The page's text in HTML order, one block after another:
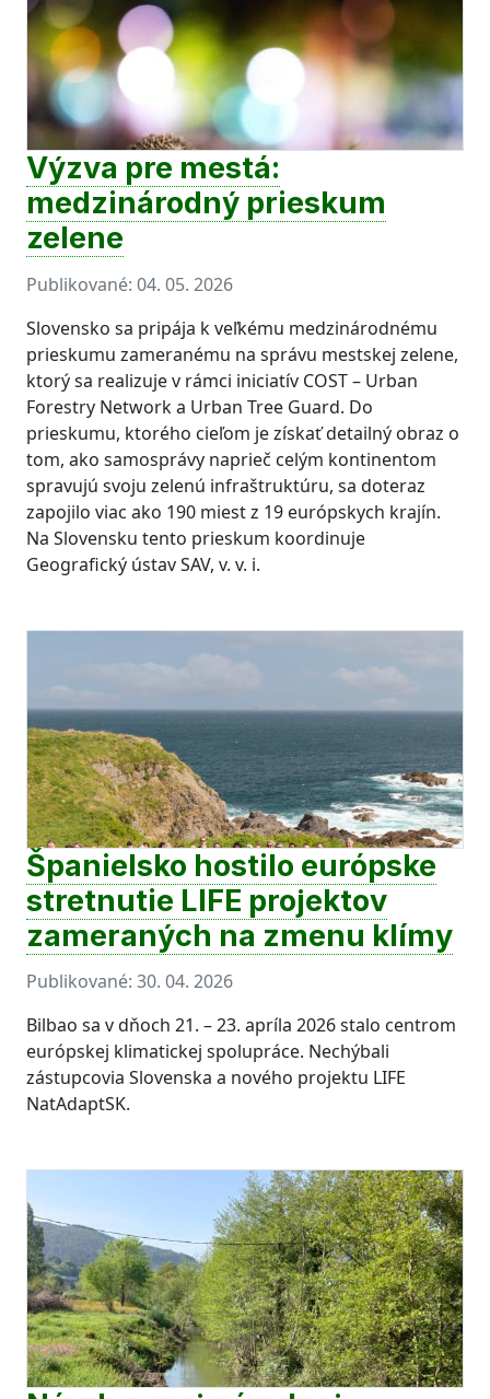
Výzva pre mestá:
medzinárodný prieskum
zelene
Publikované: 04. 05. 2026
Slovensko sa pripája k veľkému medzinárodnému
prieskumu zameranému na správu mestskej zelene,
ktorý sa realizuje v rámci iniciatív COST – Urban
Forestry Network a Urban Tree Guard. Do
prieskumu, ktorého cieľom je získať detailný obraz o
tom, ako samosprávy naprieč celým kontinentom
spravujú svoju zelenú infraštruktúru, sa doteraz
zapojilo viac ako 190 miest z 19 európskych krajín.
Na Slovensku tento prieskum koordinuje
Geografický ústav SAV, v. v. i.
Španielsko hostilo európske
stretnutie LIFE projektov
zameraných na zmenu klímy
Publikované: 30. 04. 2026
Bilbao sa v dňoch 21. – 23. apríla 2026 stalo centrom
európskej klimatickej spolupráce. Nechýbali
zástupcovia Slovenska a nového projektu LIFE
NatAdaptSK.